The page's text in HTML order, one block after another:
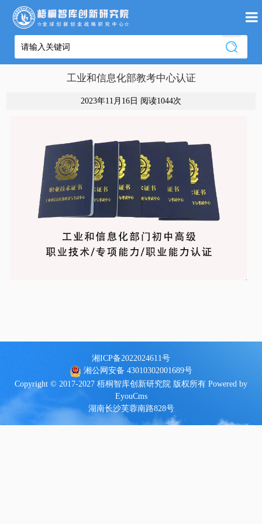
工业和信息化部教考中心认证
2023年11月16日 阅读1044次
湘ICP备2022024611号
湘公网安备 43010302001689号
Copyright © 2017-2027 梧桐智库创新研究院 版权所有 Powered by
EyouCms
湖南长沙芙蓉南路828号